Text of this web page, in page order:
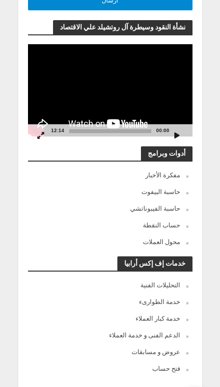
نشأة النقود وسيطرة آل روتشيلد علي الاقتصاد
00:00
12:14
أدوات وبرامج
مفكرة الأخبار
حاسبة البيفوت
حاسبة الفيبوناتشي
حساب النقطة
محول العملات
خدمات إف إكس أرابيا
التحليلات الفنية
خدمة الطوارىء
خدمة كبار العملاء
الدعم الفنى و خدمة العملاء
عروض و مسابقات
فتح حساب